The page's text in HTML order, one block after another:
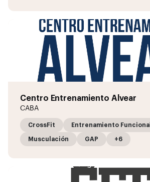
Centro Entrenamiento Alvear
CABA
CrossFit Entrenamiento Funcional
Musculación GAP +6